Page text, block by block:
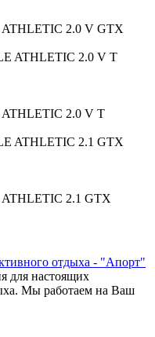
2.0 V GTX
2.0 V T
2.1 GTX
для настоящих
Мы работаем на Ваш